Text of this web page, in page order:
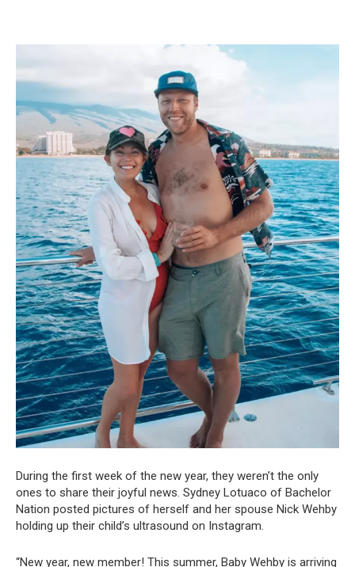
During the first week of the new year, they weren’t the only
ones to share their joyful news. Sydney Lotuaco of Bachelor
Nation posted pictures of herself and her spouse Nick Wehby
holding up their child’s ultrasound on Instagram.
“New year, new member! This summer, Baby Wehby is arriving